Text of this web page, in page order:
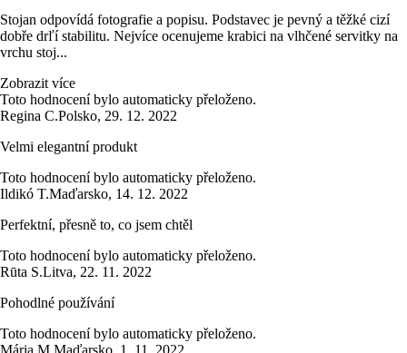
Stojan odpovídá fotografie a popisu. Podstavec je pevný a těžké cizí
dobře drľí stabilitu. Nejvíce ocenujeme krabici na vlhčené servitky na
vrchu stoj...
Zobrazit více
Toto hodnocení bylo automaticky přeloženo.
Regina C.Polsko, 29. 12. 2022
Velmi elegantní produkt
Toto hodnocení bylo automaticky přeloženo.
Ildikó T.Maďarsko, 14. 12. 2022
Perfektní, přesně to, co jsem chtěl
Toto hodnocení bylo automaticky přeloženo.
Rūta S.Litva, 22. 11. 2022
Pohodlné používání
Toto hodnocení bylo automaticky přeloženo.